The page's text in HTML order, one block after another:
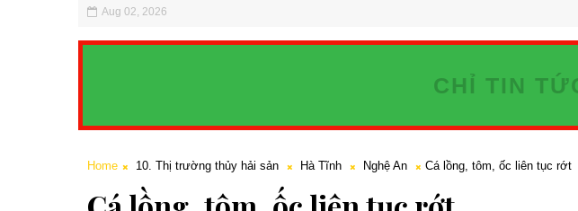
Aug 02, 2026
CHỈ TIN
Home 10. Thị trường thủy hải sản Hà Tĩnh Nghệ An Cá lồng, tôm, ốc liên tục rớt